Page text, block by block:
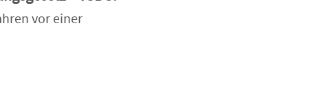
vor einer